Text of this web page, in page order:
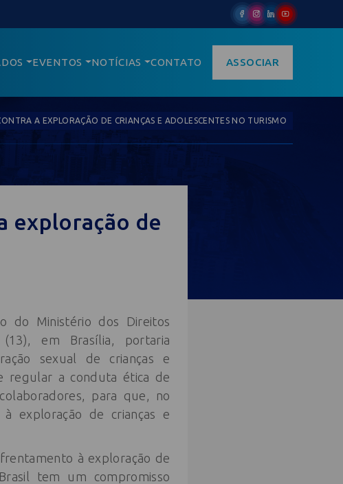
EVENTOS NOTÍCIAS CONTATO ASSOCIAR
A EXPLORAÇÃO DE CRIANÇAS E ADOLESCENTES NO TURISMO
exploração de
do Ministério dos Direitos
(13), em Brasília, portaria
sexual de crianças e
regular a conduta ética de
para que, no
exploração de crianças e
à exploração de
tem um compromisso